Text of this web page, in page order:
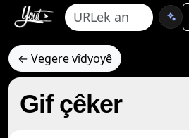
← Vegere vîdyoyê
Gif çêker